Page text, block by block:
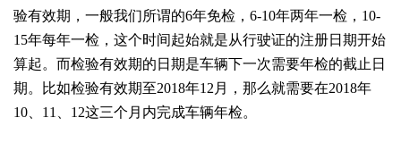
验有效期，一般我们所谓的6年免检，6-10年两年一检，10-
15年每年一检，这个时间起始就是从行驶证的注册日期开始
算起。而检验有效期的日期是车辆下一次需要年检的截止日
期。比如检验有效期至2018年12月，那么就需要在2018年
10、11、12这三个月内完成车辆年检。